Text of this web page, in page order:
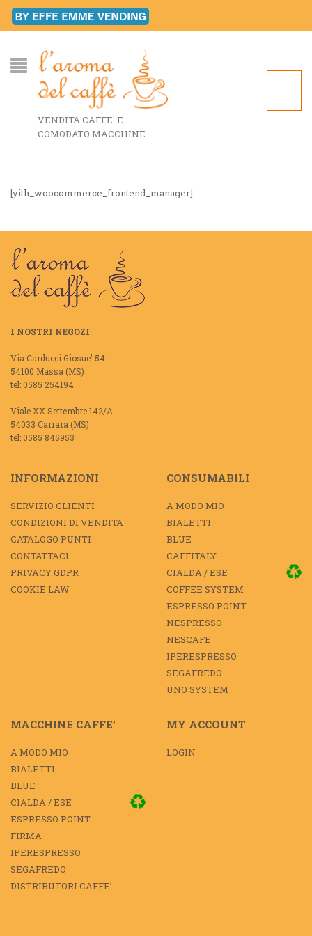
VENDITA CAFFE' E
COMODATO MACCHINE
[yith_woocommerce_frontend_manager]
I NOSTRI NEGOZI
Via Carducci Giosue' 54
54100 Massa (MS)
tel: 0585 254194
Viale XX Settembre 142/A
54033 Carrara (MS)
tel: 0585 845953
INFORMAZIONI
SERVIZIO CLIENTI
CONDIZIONI DI VENDITA
CATALOGO PUNTI
CONTATTACI
PRIVACY GDPR
COOKIE LAW
CONSUMABILI
A MODO MIO
BIALETTI
BLUE
CAFFITALY
CIALDA / ESE
COFFEE SYSTEM
ESPRESSO POINT
NESPRESSO
NESCAFE
IPERESPRESSO
SEGAFREDO
UNO SYSTEM
MACCHINE CAFFE’
A MODO MIO
BIALETTI
BLUE
CIALDA / ESE
ESPRESSO POINT
FIRMA
IPERESPRESSO
SEGAFREDO
DISTRIBUTORI CAFFE’
MY ACCOUNT
LOGIN